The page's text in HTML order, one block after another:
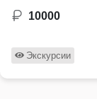
10000
Экскурсии